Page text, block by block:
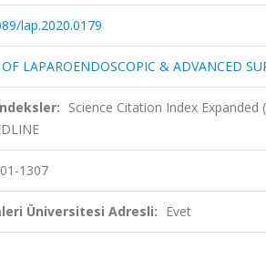
lap.2020.0179
LAPAROENDOSCOPIC & ADVANCED
Science Citation Index Expanded
1307
Üniversitesi Adresli: Evet